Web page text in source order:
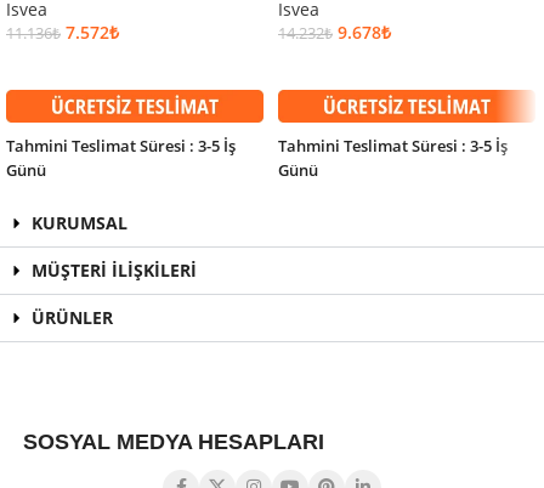
Isvea
11.136₺ 7.572₺
Tahmini Teslimat Süresi : 3-5 İş
Günü
Isvea
14.232₺ 9.678₺
Tahmini Teslimat Süresi : 3-5 İş
Günü
KURUMSAL
MÜŞTERİ İLİŞKİLERİ
ÜRÜNLER
SOSYAL MEDYA HESAPLARI